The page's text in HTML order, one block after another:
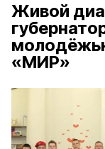
Живой
«МИР»